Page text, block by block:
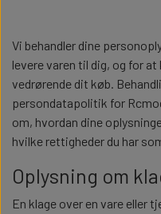
Vi behandler dine
levere varen til dig, og for
vedrørende dit køb.
persondatapolitik for
om, hvordan dine
hvilke rettigheder du har
Oplysning om
En klage over en vare eller